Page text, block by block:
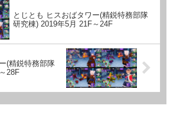
とじとも ヒスおばタワー(精鋭特務部隊
研究棟) 2019年5月 21F～24F
(精鋭特務部隊
28F